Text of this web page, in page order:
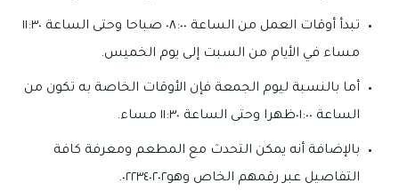
تبدأ أوقات العمل من الساعة ٠٨:٠٠ صباحا وحتى الساعة ١١:٣٠
مساء في الأيام من السبت إلى يوم الخميس.
أما بالنسبة ليوم الجمعة فإن الأوقات الخاصة به تكون من
الساعة ٠١:٠٠ظهرا وحتى الساعة ١١:٣٠ مساء.
بالإضافة أنه يمكن التحدث مع المطعم ومعرفة كافة
التفاصيل عبر رقمهم الخاص وهو٠٢٢٣٤٠٢٠٢.